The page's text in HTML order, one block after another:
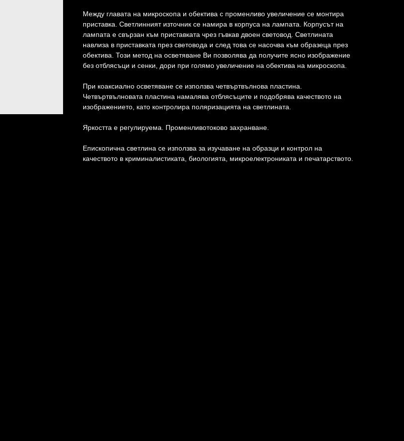
Между главата на микроскопа и обектива с променливо увеличение се монтира
приставка. Светлинният източник се намира в корпуса на лампата. Корпусът на
лампата е свързан към приставката чрез гъвкав двоен световод. Светлината
навлиза в приставката през световода и след това се насочва към образеца през
обектива. Този метод на осветяване Ви позволява да получите ясно изображение
без отблясъци и сенки, дори при голямо увеличение на обектива на микроскопа.
При коаксиално осветяване се използва четвъртвълнова пластина.
Четвъртвълновата пластина намалява отблясъците и подобрява качеството на
изображението, като контролира поляризацията на светлината.
Яркостта е регулируема. Променливотоково захранване.
Епископична светлина се използва за изучаване на образци и контрол на
качеството в криминалистиката, биологията, микроелектрониката и печатарството.